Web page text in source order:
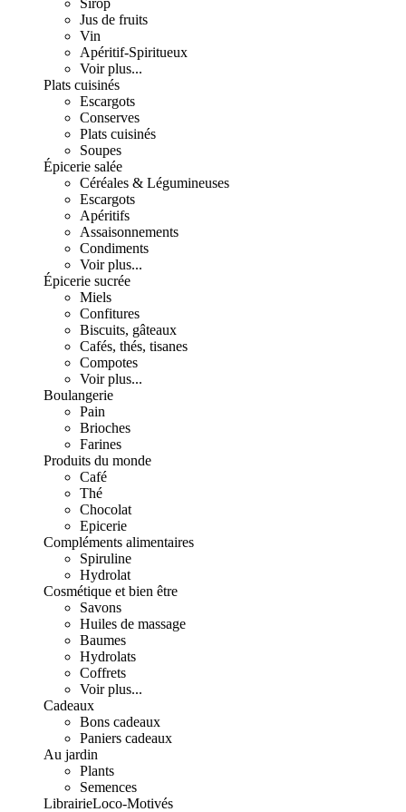
Sirop
Jus de fruits
Vin
Apéritif-Spiritueux
Voir plus...
Plats cuisinés
Escargots
Conserves
Plats cuisinés
Soupes
Épicerie salée
Céréales & Légumineuses
Escargots
Apéritifs
Assaisonnements
Condiments
Voir plus...
Épicerie sucrée
Miels
Confitures
Biscuits, gâteaux
Cafés, thés, tisanes
Compotes
Voir plus...
Boulangerie
Pain
Brioches
Farines
Produits du monde
Café
Thé
Chocolat
Epicerie
Compléments alimentaires
Spiruline
Hydrolat
Cosmétique et bien être
Savons
Huiles de massage
Baumes
Hydrolats
Coffrets
Voir plus...
Cadeaux
Bons cadeaux
Paniers cadeaux
Au jardin
Plants
Semences
LibrairieLoco-Motivés